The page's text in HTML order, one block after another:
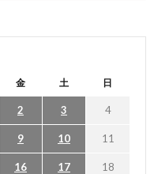
金 土 日
2 3 4
9 10 11
16 17 18